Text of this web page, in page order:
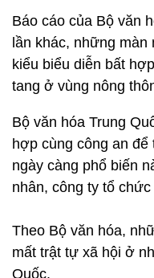
Báo cáo của Bộ văn
lần khác, những
kiểu biểu diễn bất
tang ở vùng nông
Bộ văn hóa Trung
hợp cùng công an
ngày càng phổ biến
nhân, công ty tổ
Theo Bộ văn hóa,
mất trật tự xã hội ở
Quốc.